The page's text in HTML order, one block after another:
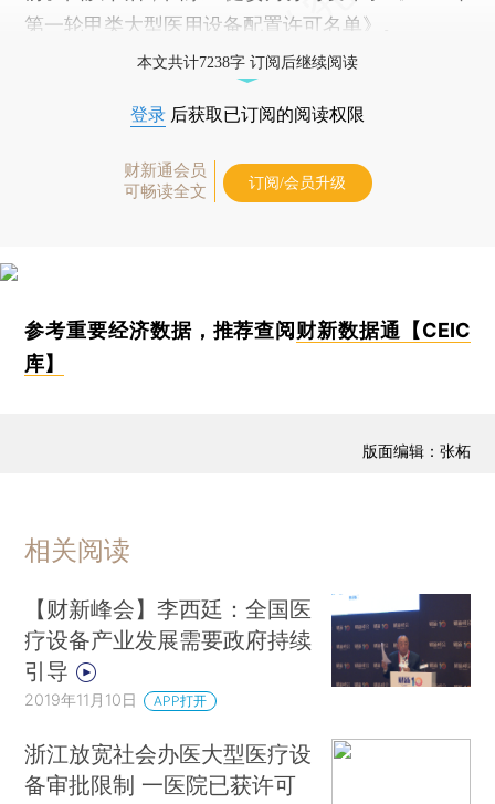
第一轮甲类大型医用设备配置许可名单》。
本文共计7238字 订阅后继续阅读
登录 后获取已订阅的阅读权限
财新通会员
可畅读全文
订阅/会员升级
参考重要经济数据，推荐查阅财新数据通【CEIC
库】
版面编辑：张柘
相关阅读
【财新峰会】李西廷：全国医
疗设备产业发展需要政府持续
引导
2019年11月10日 APP打开
浙江放宽社会办医大型医疗设
备审批限制 一医院已获许可